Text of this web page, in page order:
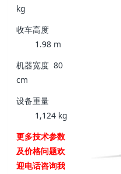
kg
收车高度
1.98 m
机器宽度 80
cm
设备重量
1,124 kg
更多技术参数
及价格问题欢
迎电话咨询我